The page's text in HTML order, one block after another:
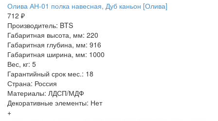
Олива АН-01 полка навесная, Дуб каньон [Олива]
712 ₽
Производитель: BTS
Габаритная высота, мм: 220
Габаритная глубина, мм: 916
Габаритная ширина, мм: 1000
Вес, кг: 5
Гарантийный срок мес.: 18
Страна: Россия
Материалы: ЛДСП/МДФ
Декоративные элементы: Нет
+